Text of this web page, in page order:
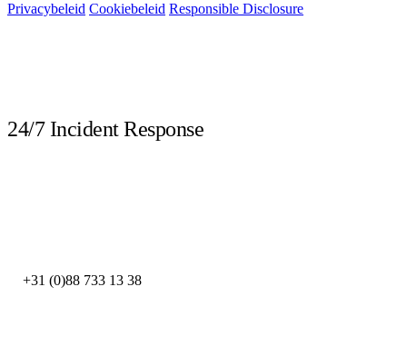
Privacybeleid Cookiebeleid Responsible Disclosure
24/7 Incident Response
+31 (0)88 733 13 38